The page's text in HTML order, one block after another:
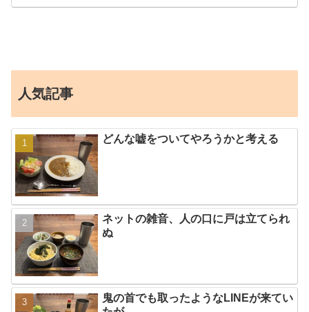
人気記事
どんな嘘をついてやろうかと考える
ネットの雑音、人の口に戸は立てられ
ぬ
鬼の首でも取ったようなLINEが来てい